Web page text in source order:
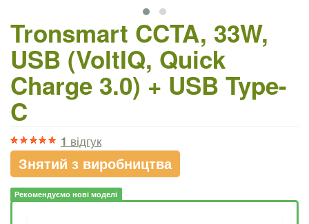
Tronsmart CCTA, 33W,
USB (VoltIQ, Quick
Charge 3.0) + USB Type-
C
1 відгук
Знятий з виробництва
Рекомендуємо нові моделі